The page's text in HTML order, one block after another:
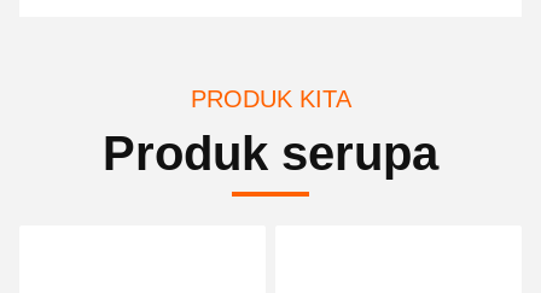
PRODUK KITA
Produk serupa